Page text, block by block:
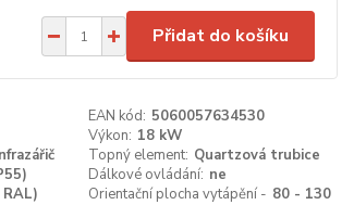
Přidat do košíku
EAN kód: 5060057634530
Výkon: 18 kW
Topný element: Quartzová trubice
Dálkové ovládání: ne
Orientační plocha vytápění - 80 - 130